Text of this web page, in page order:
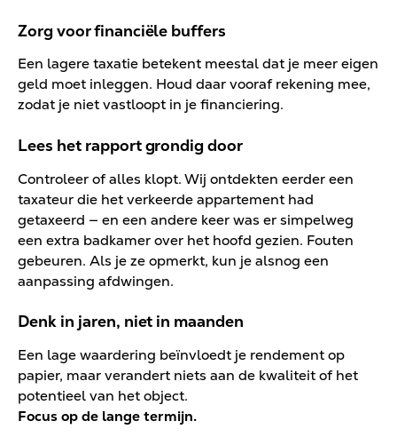
Zorg voor financiële buffers
Een lagere taxatie betekent meestal dat je meer eigen
geld moet inleggen. Houd daar vooraf rekening mee,
zodat je niet vastloopt in je financiering.
Lees het rapport grondig door
Controleer of alles klopt. Wij ontdekten eerder een
taxateur die het verkeerde appartement had
getaxeerd — en een andere keer was er simpelweg
een extra badkamer over het hoofd gezien. Fouten
gebeuren. Als je ze opmerkt, kun je alsnog een
aanpassing afdwingen.
Denk in jaren, niet in maanden
Een lage waardering beïnvloedt je rendement op
papier, maar verandert niets aan de kwaliteit of het
potentieel van het object.
Focus op de lange termijn.